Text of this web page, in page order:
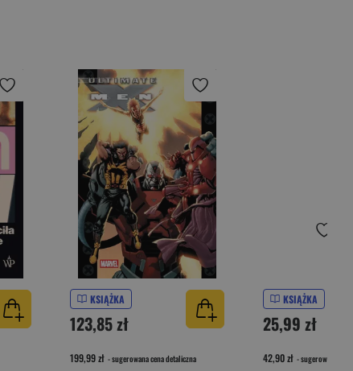
KSIĄŻKA
123,85 zł
199,99 zł - sugerowana cena detaliczna
KSIĄŻKA
25,99 zł
42,90 zł - sugerowana